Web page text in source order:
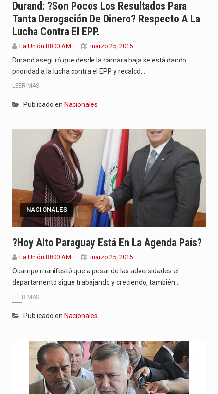
Durand: ?Son Pocos Los Resultados Para
Tanta Derogación De Dinero? Respecto A La
Lucha Contra El EPP.
La Unión R800 AM marzo 25, 2015
Durand aseguró que desde la cámara baja se está dando
prioridad a la lucha contra el EPP y recalcó…
LEER MÁS
Publicado en Nacionales
NACIONALES
?Hoy Alto Paraguay Está En La Agenda País?
La Unión R800 AM marzo 25, 2015
Ocampo manifestó que a pesar de las adversidades el
departamento sigue trabajando y creciendo, también…
LEER MÁS
Publicado en Nacionales